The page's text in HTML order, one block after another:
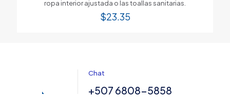
ropa interior ajustada o las toallas sanitarias.
$23.35
Chat
+507 6808-5858